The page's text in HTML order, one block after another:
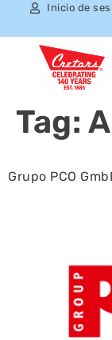
Inicio de
Tag:
Grupo PCO